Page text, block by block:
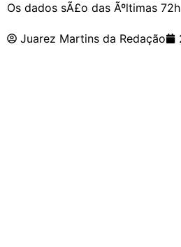
Os dados sÃ£o das Ãºltimas
Juarez Martins da Redação